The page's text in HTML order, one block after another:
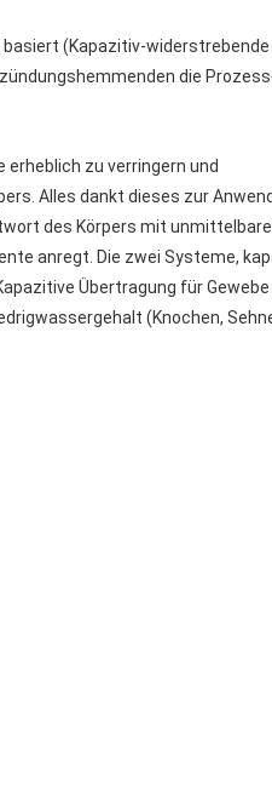
basiert (Kapazitiv-widerstrebende
die
zu verringern und
Alles dankt dieses zur
des Körpers mit
anregt. Die zwei Systeme,
Übertragung für
(Knochen,